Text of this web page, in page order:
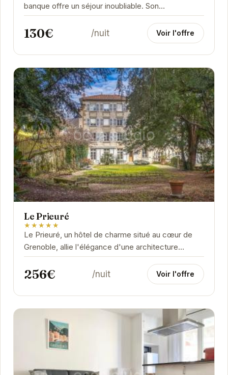
banque offre un séjour inoubliable. Son
emplacement privilégié permet d'accéder
facilement aux...
130€ /nuit Voir l'offre
Le Prieuré
★★★★★
Le Prieuré, un hôtel de charme situé au cœur de
Grenoble, allie l'élégance d'une architecture
classique à un confort moderne. Ses chambres...
256€ /nuit Voir l'offre